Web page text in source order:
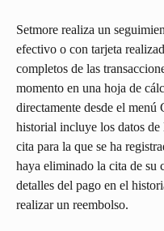
Setmore realiza un
efectivo o con tarjeta
completos de las
momento en una hoja de
directamente desde el
historial incluye los datos de
cita para la que se ha
haya eliminado la cita de su
detalles del pago en el
realizar un reembolso.